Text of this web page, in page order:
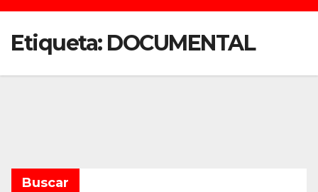
Etiqueta: DOCUMENTAL
Buscar